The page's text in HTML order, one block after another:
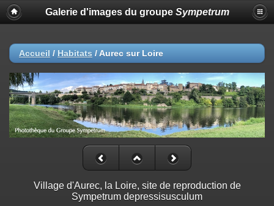
Galerie d'images du groupe Sympetrum
Accueil / Habitats / Aurec sur Loire
Village d'Aurec, la Loire, site de reproduction de
Sympetrum depressisusculum